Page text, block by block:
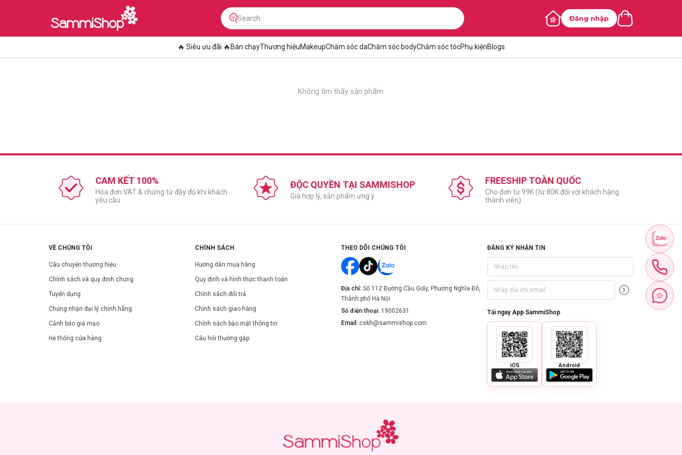
Đăng nhập
🔥 Siêu ưu đãi 🔥 Bán chạyThương hiệuMakeupChăm sóc daChăm sóc bodyChăm sóc tócPhụ kiệnBlogs
Không tìm thấy sản phẩm.
CAM KẾT 100%
Hóa đơn VAT & chứng từ đầy đủ khi khách
yêu cầu
ĐỘC QUYỀN TẠI SAMMISHOP
Giá hợp lý, sản phẩm ưng ý
FREESHIP TOÀN QUỐC
Cho đơn từ 99K (từ 80K đối với khách hàng
thành viên)
VỀ CHÚNG TÔI
Câu chuyện thương hiệu
Chính sách và quy định chung
Tuyển dụng
Chứng nhận đại lý chính hãng
Cảnh báo giả mạo
Hệ thống cửa hàng
CHÍNH SÁCH
Hướng dẫn mua hàng
Quy định và hình thức thanh toán
Chính sách đổi trả
Chính sách giao hàng
Chính sách bảo mật thông tin
Câu hỏi thường gặp
THEO DÕI CHÚNG TÔI
Địa chỉ: Số 112 Đường Cầu Giấy, Phường Nghĩa Đô,
Thành phố Hà Nội
Số điện thoại: 19002631
Email: cskh@sammishop.com
ĐĂNG KÝ NHẬN TIN
Tải ngay App SammiShop
iOS Android